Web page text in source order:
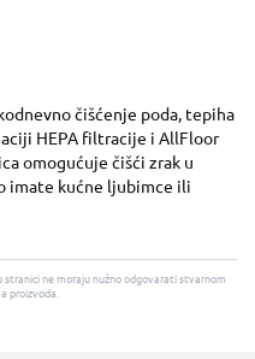
čišćenje poda, tepiha
HEPA filtracije i AllFloor
omogućuje čišći zrak u
imate kućne ljubimce ili
ne moraju nužno odgovarati stvarnom
proizvoda.